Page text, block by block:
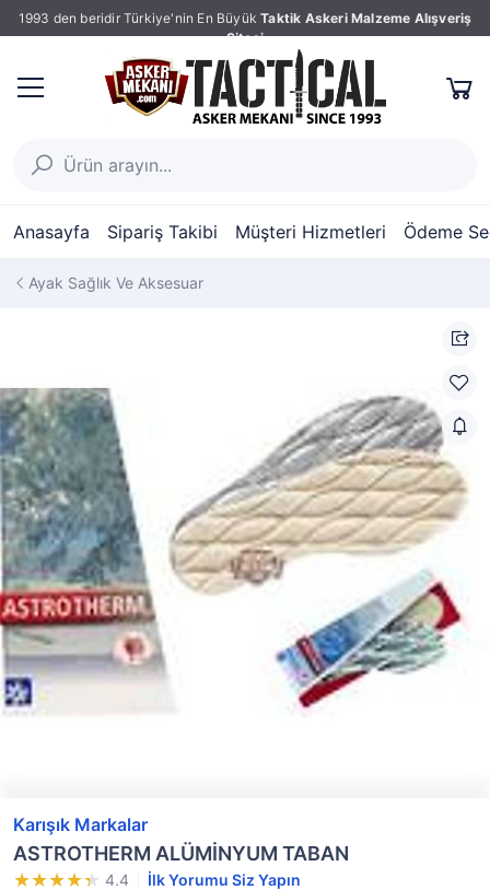
1993 den beridir Türkiye'nin En Büyük Taktik Askeri Malzeme Alışveriş
Sitesi
Anasayfa Sipariş Takibi Müşteri Hizmetleri Ödeme
Ayak Sağlık Ve Aksesuar
Karışık Markalar
ASTROTHERM ALÜMİNYUM TABAN
4.4 İlk Yorumu Siz Yapın